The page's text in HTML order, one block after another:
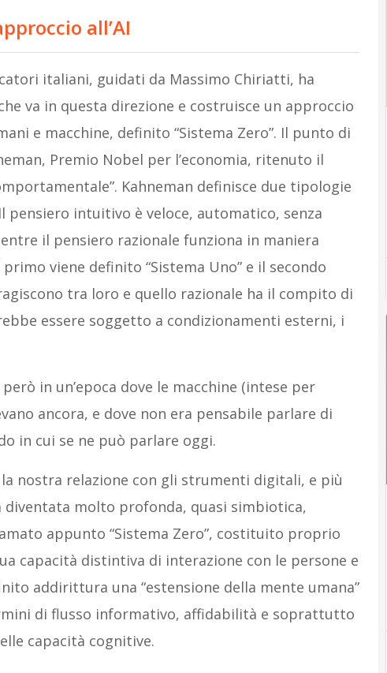
all’AI
italiani, guidati da Massimo Chiriatti, ha
va in questa direzione e costruisce un approccio
e macchine, definito “Sistema Zero”. Il punto di
Premio Nobel per l’economia, ritenuto il
Kahneman definisce due tipologie
pensiero intuitivo è veloce, automatico, senza
il pensiero razionale funziona in maniera
viene definito “Sistema Uno” e il secondo
tra loro e quello razionale ha il compito di
essere soggetto a condizionamenti esterni, i
in un’epoca dove le macchine (intese per
ancora, e dove non era pensabile parlare di
in cui se ne può parlare oggi.
nostra relazione con gli strumenti digitali, e più
diventata molto profonda, quasi simbiotica,
appunto “Sistema Zero”, costituito proprio
capacità distintiva di interazione con le persone e
addirittura una “estensione della mente umana”
di flusso informativo, affidabilità e soprattutto
capacità cognitive.